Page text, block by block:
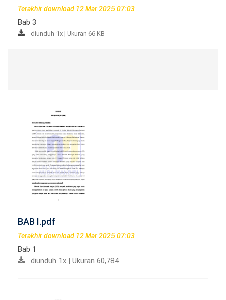
Terakhir download 12 Mar 2025 07:03
Bab 3
diunduh 1x | Ukuran 66 KB
BAB I.pdf
Terakhir download 12 Mar 2025 07:03
Bab 1
diunduh 1x | Ukuran 60,784